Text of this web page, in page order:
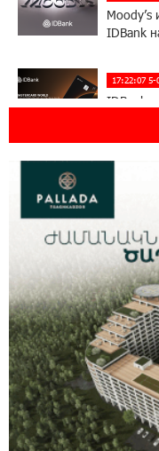
IDBank
17:22:07 5-
IDBank
World с
помощью солнечной
14:56:01 5-
Ucom и
помощью солнечной
22:41:05 3-
Idram и
Seaside